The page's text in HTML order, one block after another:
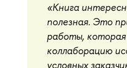
«Книга
полезная. Это
работы,
коллаборацию
условных